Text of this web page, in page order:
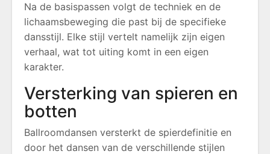
Na de basispassen volgt de techniek en de
lichaamsbeweging die past bij de specifieke
dansstijl. Elke stijl vertelt namelijk zijn eigen
verhaal, wat tot uiting komt in een eigen
karakter.
Versterking van spieren en
botten
Ballroomdansen versterkt de spierdefinitie en
door het dansen van de verschillende stijlen